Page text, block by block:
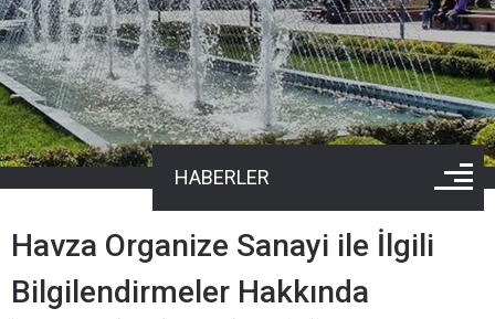
HABERLER
Havza Organize Sanayi ile İlgili
Bilgilendirmeler Hakkında